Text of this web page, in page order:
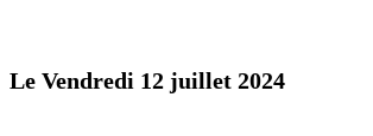
Le Vendredi 12 juillet 2024